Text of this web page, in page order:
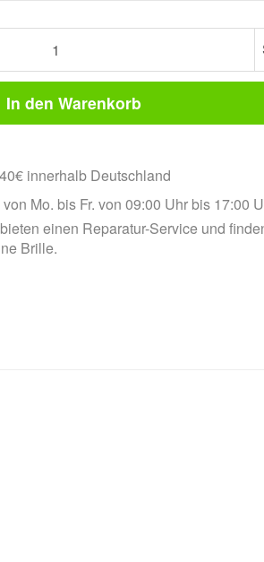
In den Warenkorb
innerhalb Deutschland
von Mo. bis Fr. von 09:00 Uhr bis 17:00
einen Reparatur-Service und
Brille.